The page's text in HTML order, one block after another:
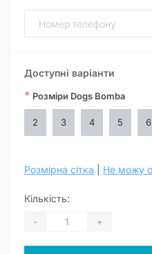
Доступні варіанти
* Розміри Dogs Bomba
2 3 4 5 6
Розмірна сітка Не можу
Кількість:
- +